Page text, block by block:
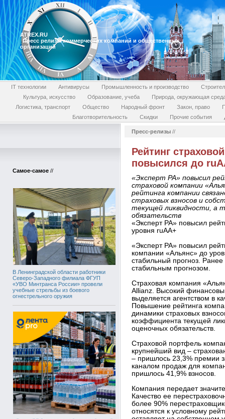
ATREX.RU
Пресс релизы коммерческих компаний и общественных
организаций
IT технологии Антивирусы Промышленность и производство
Культура, искусство
Образование, учеба
Природа, окружающая
Логистика, транспорт
Общество Народный фронт Закон, право
Благотворительность
Скидки Прочие события
Самое-самое //
В Ленинградской области работники
Северо-Западного филиала ФГУП
«УВО Минтранса России» провели
учебные стрельбы из боевого
огнестрельного оружия
Пресс-релизы //
Рейтинг
повысился до
«Эксперт РА» повысил
страховой компании
рейтинга компании
страховых взносов и
текущей ликвидности, а
обязательств
«Эксперт РА» повысил
уровня ruAA+
«Эксперт РА» повысил
компании «Альянс» до
стабильный прогноз.
стабильным прогнозом.
Страховая компания
Allianz. Высокий
выделяется агентством в
Повышение рейтинга
динамики страховых
коэффициента текущей
оценочных обязательств.
Страховой портфель
крупнейший вид –
– пришлось 23,3% премии
каналом продаж для
пришлось 41,9% взносов.
Компания передает
Качество ее
более 90%
относятся к условному